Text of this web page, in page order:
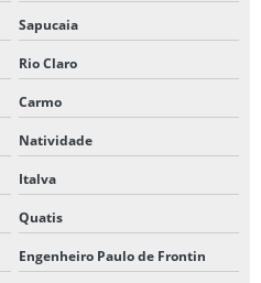
Sapucaia
Rio Claro
Carmo
Natividade
Italva
Quatis
Engenheiro Paulo de Frontin